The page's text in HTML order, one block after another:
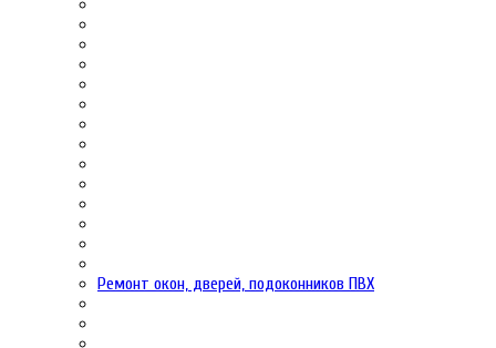
Ремонт окон, дверей, подоконников ПВХ